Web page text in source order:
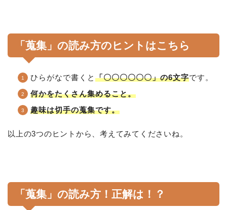
「蒐集」の読み方のヒントはこちら
ひらがなで書くと 「〇〇〇〇〇〇」の6文字です。
何かをたくさん集めること。
趣味は切手の蒐集です。
以上の3つのヒントから、考えてみてくださいね。
「蒐集」の読み方！正解は！？